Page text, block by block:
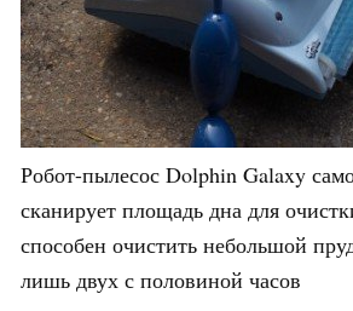
Робот-пылесос Dolphin Galaxy
сканирует площадь дна для
способен очистить небольшой
лишь двух с половиной часов